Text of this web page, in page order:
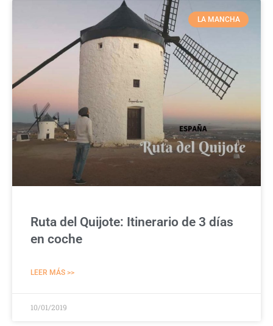
LA MANCHA
Ruta del Quijote: Itinerario de 3 días
en coche
LEER MÁS >>
10/01/2019